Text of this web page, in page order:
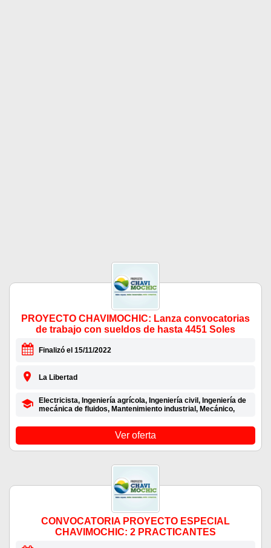
PROYECTO CHAVIMOCHIC: Lanza convocatorias
de trabajo con sueldos de hasta 4451 Soles
Finalizó el 15/11/2022
La Libertad
Electricista, Ingeniería agrícola, Ingeniería civil, Ingeniería de
mecánica de fluidos, Mantenimiento industrial, Mecánico,
Ver oferta
CONVOCATORIA PROYECTO ESPECIAL
CHAVIMOCHIC: 2 PRACTICANTES